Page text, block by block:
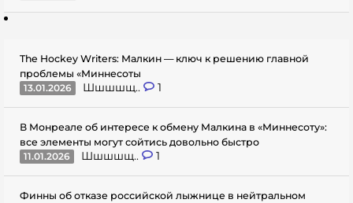
The Hockey Writers: Малкин — ключ к решению главной
проблемы «Миннесоты
13.01.2026
Шшшшщ.. 1
В Монреале об интересе к обмену Малкина в «Миннесоту»:
все элементы могут сойтись довольно быстро
11.01.2026
Шшшшщ.. 1
Финны об отказе российской лыжнице в нейтральном